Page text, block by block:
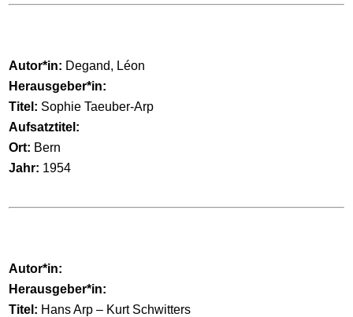
Autor*in: Degand, Léon
Herausgeber*in:
Titel: Sophie Taeuber-Arp
Aufsatztitel:
Ort: Bern
Jahr: 1954
Autor*in:
Herausgeber*in:
Titel: Hans Arp – Kurt Schwitters